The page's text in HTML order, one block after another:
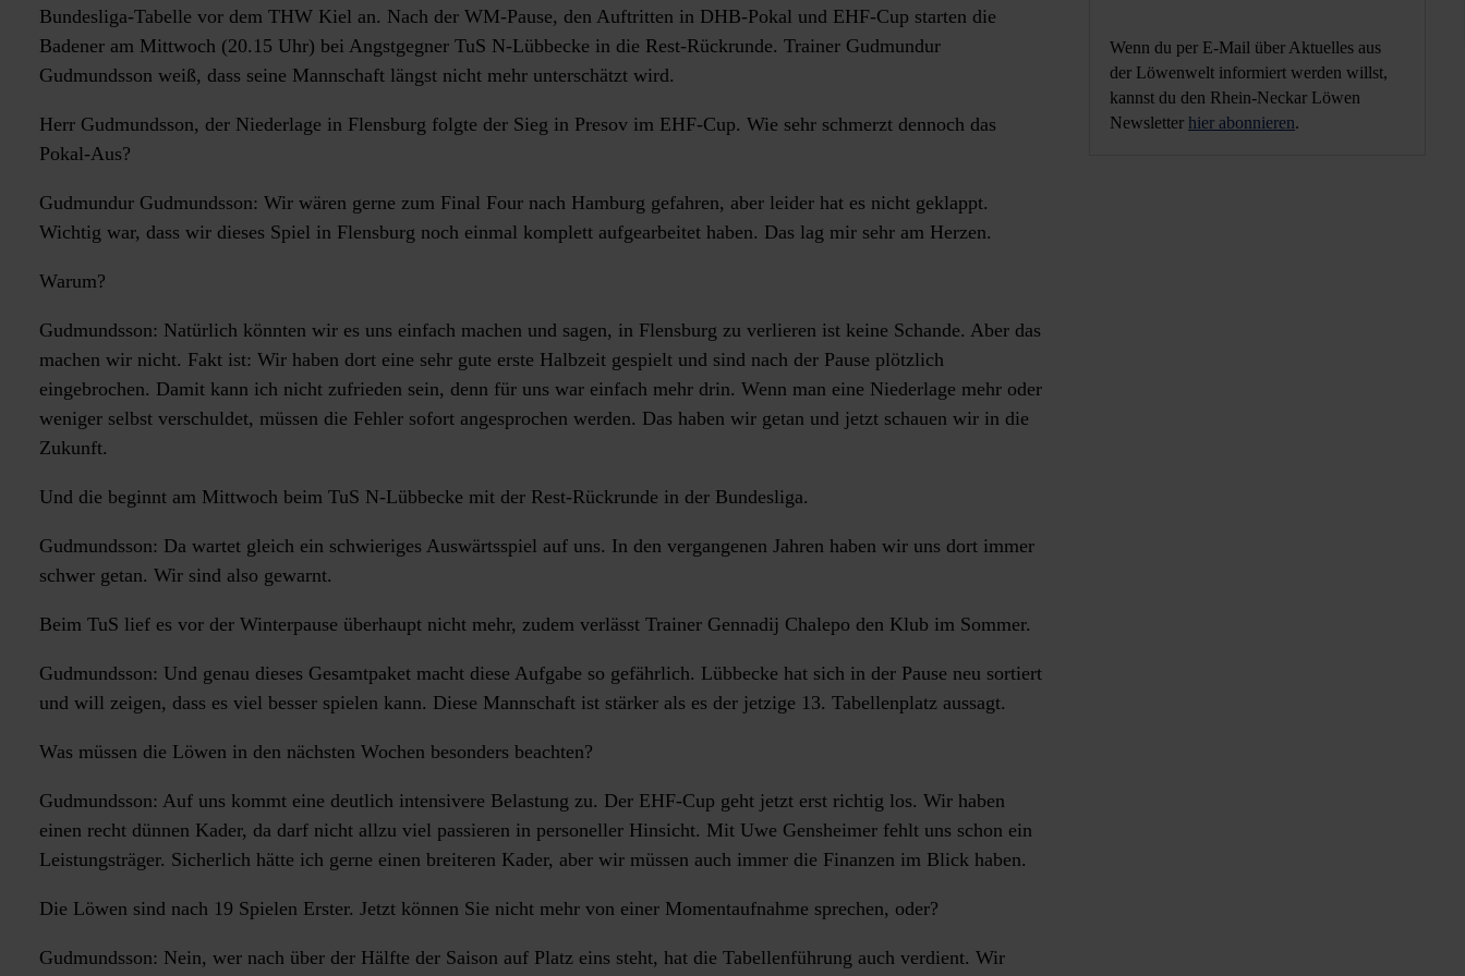
Bundesliga-Tabelle vor dem THW Kiel an. Nach der WM-Pause, den Auftritten in DHB-Pokal und EHF-Cup starten die
Badener am Mittwoch (20.15 Uhr) bei Angstgegner TuS N-Lübbecke in die Rest-Rückrunde. Trainer Gudmundur
Gudmundsson weiß, dass seine Mannschaft längst nicht mehr unterschätzt wird.
Herr Gudmundsson, der Niederlage in Flensburg folgte der Sieg in Presov im EHF-Cup. Wie sehr schmerzt dennoch das
Pokal-Aus?
Gudmundur Gudmundsson: Wir wären gerne zum Final Four nach Hamburg gefahren, aber leider hat es nicht geklappt.
Wichtig war, dass wir dieses Spiel in Flensburg noch einmal komplett aufgearbeitet haben. Das lag mir sehr am Herzen.
Warum?
Gudmundsson: Natürlich könnten wir es uns einfach machen und sagen, in Flensburg zu verlieren ist keine Schande. Aber das
machen wir nicht. Fakt ist: Wir haben dort eine sehr gute erste Halbzeit gespielt und sind nach der Pause plötzlich
eingebrochen. Damit kann ich nicht zufrieden sein, denn für uns war einfach mehr drin. Wenn man eine Niederlage mehr oder
weniger selbst verschuldet, müssen die Fehler sofort angesprochen werden. Das haben wir getan und jetzt schauen wir in die
Zukunft.
Und die beginnt am Mittwoch beim TuS N-Lübbecke mit der Rest-Rückrunde in der Bundesliga.
Gudmundsson: Da wartet gleich ein schwieriges Auswärtsspiel auf uns. In den vergangenen Jahren haben wir uns dort immer
schwer getan. Wir sind also gewarnt.
Beim TuS lief es vor der Winterpause überhaupt nicht mehr, zudem verlässt Trainer Gennadij Chalepo den Klub im Sommer.
Gudmundsson: Und genau dieses Gesamtpaket macht diese Aufgabe so gefährlich. Lübbecke hat sich in der Pause neu sortiert
und will zeigen, dass es viel besser spielen kann. Diese Mannschaft ist stärker als es der jetzige 13. Tabellenplatz aussagt.
Was müssen die Löwen in den nächsten Wochen besonders beachten?
Gudmundsson: Auf uns kommt eine deutlich intensivere Belastung zu. Der EHF-Cup geht jetzt erst richtig los. Wir haben
einen recht dünnen Kader, da darf nicht allzu viel passieren in personeller Hinsicht. Mit Uwe Gensheimer fehlt uns schon ein
Leistungsträger. Sicherlich hätte ich gerne einen breiteren Kader, aber wir müssen auch immer die Finanzen im Blick haben.
Die Löwen sind nach 19 Spielen Erster. Jetzt können Sie nicht mehr von einer Momentaufnahme sprechen, oder?
Gudmundsson: Nein, wer nach über der Hälfte der Saison auf Platz eins steht, hat die Tabellenführung auch verdient. Wir
Wenn du per E-Mail über Aktuelles aus
der Löwenwelt informiert werden willst,
kannst du den Rhein-Neckar Löwen
Newsletter hier abonnieren.